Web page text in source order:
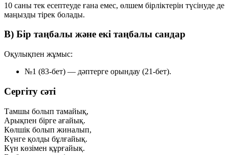
10 саны тек есептеуде ғана емес, өлшем бірліктерін түсінуде де
маңызды тірек болады.
В) Бір таңбалы және екі таңбалы сандар
Оқулықпен жұмыс:
№1 (83-бет) — дәптерге орындау (21-бет).
Сергіту сәті
Тамшы болып тамайық,
Арықпен бірге ағайық.
Көлшік болып жиналып,
Күнге қолды бұлғайық.
Күн көзімен құрғайық.